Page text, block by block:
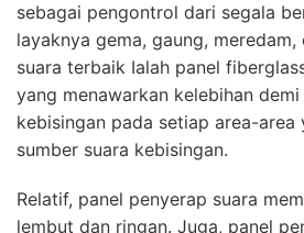
sebagai pengontrol dari segala
layaknya gema, gaung, meredam,
suara terbaik Ialah panel
yang menawarkan kelebihan
kebisingan pada setiap area-area
sumber suara kebisingan.
Relatif, panel penyerap suara
lembut dan ringan. Juga, panel